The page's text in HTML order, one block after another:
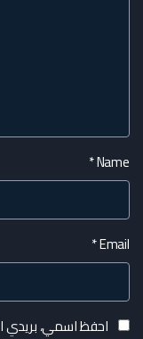
Name
*
Email
*
احفظ اسمي، بريدي